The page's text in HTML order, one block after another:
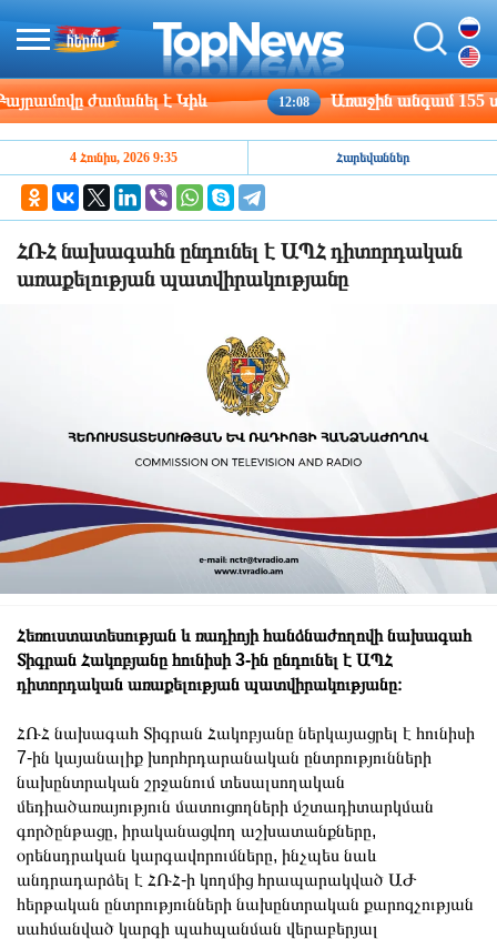
ժամանել է Կիև 12:08 Առաջին անգամ 155 տարվա
4 Հունիս, 2026 9:35 Հարեվաններ
ՀՌՀ նախագահն ընդունել է ԱՊՀ դիտորդական
առաքելության պատվիրակությանը
Հեռուստատեսության և ռադիոյի հանձնաժողովի նախագահ
Տիգրան Հակոբյանը հունիսի 3-ին ընդունել է ԱՊՀ
դիտորդական առաքելության պատվիրակությանը։
ՀՌՀ նախագահ Տիգրան Հակոբյանը ներկայացրել է հունիսի
7-ին կայանալիք խորհրդարանական ընտրությունների
նախընտրական շրջանում տեսալսողական
մեդիածառայություն մատուցողների մշտադիտարկման
գործընթացը, իրականացվող աշխատանքները,
օրենսդրական կարգավորումները, ինչպես նաև
անդրադարձել է ՀՌՀ-ի կողմից հրապարակված ԱԺ
հերթական ընտրությունների նախընտրական քարոզչության
սահմանված կարգի պահպանման վերաբերյալ